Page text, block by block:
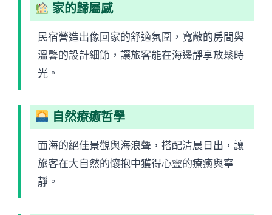
家的歸屬感
民宿營造出像回家的舒適氛圍，寬敞的房間與
溫馨的設計細節，讓旅客能在海邊靜享放鬆時
光。
自然療癒哲學
面海的絕佳景觀與海浪聲，搭配清晨日出，讓
旅客在大自然的懷抱中獲得心靈的療癒與寧
靜。